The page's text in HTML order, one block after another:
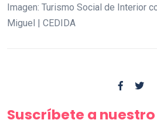
Imagen: Turismo Social de Interior
Miguel | CEDIDA
Suscríbete a